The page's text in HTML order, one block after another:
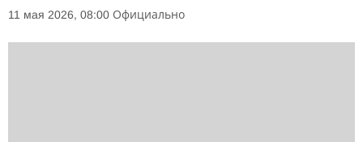
11 мая 2026, 08:00 Официально